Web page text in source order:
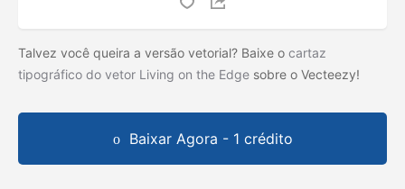
Talvez você queira a versão vetorial? Baixe o cartaz
tipográfico do vetor Living on the Edge sobre o Vecteezy!
Baixar Agora - 1 crédito